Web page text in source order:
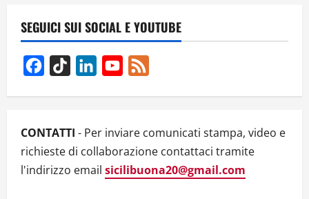
i
g
a
t
i
SEGUICI SUI SOCIAL E YOUTUBE
Facebook
TikTok LinkedInYouTube
CONTATTI - Per inviare comunicati stampa, video e
richieste di collaborazione contattaci tramite
l'indirizzo email sicilibuona20@gmail.com